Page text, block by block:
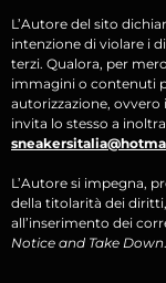
L’Autore del sito
intenzione di violare i
terzi. Qualora, per
immagini o contenuti
autorizzazione, ovvero
invita lo stesso a
L’Autore si impegna,
della titolarità dei
all’inserimento dei
Notice and Take Down.